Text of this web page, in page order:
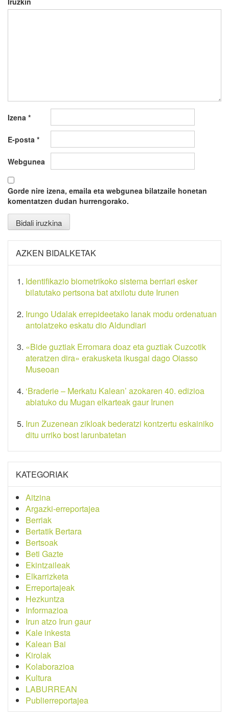
Izena *
E-posta *
Webgunea
Gorde nire izena, emaila eta webgunea bilatzaile honetan
komentatzen dudan hurrengorako.
AZKEN BIDALKETAK
Identifikazio biometrikoko sistema berriari esker
bilatutako pertsona bat atxilotu dute Irunen
Irungo Udalak errepideetako lanak modu ordenatuan
antolatzeko eskatu dio Aldundiari
«Bide guztiak Erromara doaz eta guztiak Cuzcotik
ateratzen dira» erakusketa ikusgai dago Oiasso
Museoan
‘Braderie – Merkatu Kalean’ azokaren 40. edizioa
abiatuko du Mugan elkarteak gaur Irunen
Irun Zuzenean zikloak bederatzi kontzertu eskainiko
ditu urriko bost larunbatetan
KATEGORIAK
Aitzina
Argazki-erreportajea
Berriak
Bertatik Bertara
Bertsoak
Beti Gazte
Ekintzaileak
Elkarrizketa
Erreportajeak
Hezkuntza
Informazioa
Irun atzo Irun gaur
Kale inkesta
Kalean Bai
Kirolak
Kolaborazioa
Kultura
LABURREAN
Publierreportajea